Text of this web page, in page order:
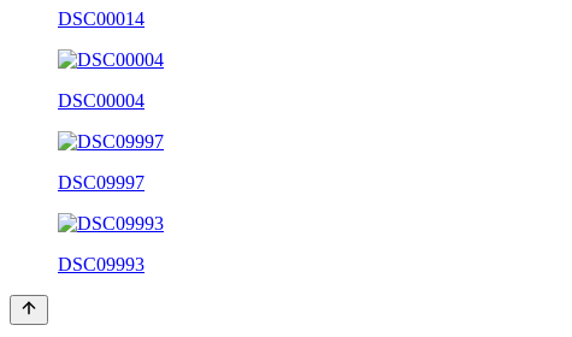
DSC00014
DSC00004
DSC09997
DSC09993